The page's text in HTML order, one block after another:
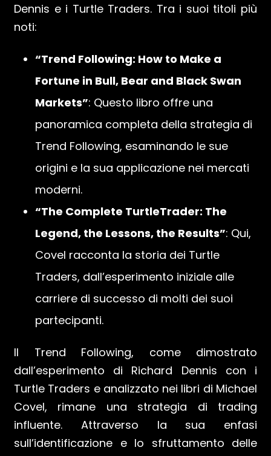
Dennis e i Turtle Traders. Tra i suoi titoli più
noti:
“Trend Following: How to Make a
Fortune in Bull, Bear and Black Swan
Markets”: Questo libro offre una
panoramica completa della strategia di
Trend Following, esaminando le sue
origini e la sua applicazione nei mercati
moderni.
“The Complete TurtleTrader: The
Legend, the Lessons, the Results”: Qui,
Covel racconta la storia dei Turtle
Traders, dall’esperimento iniziale alle
carriere di successo di molti dei suoi
partecipanti.
Il Trend Following, come dimostrato
dall’esperimento di Richard Dennis con i
Turtle Traders e analizzato nei libri di Michael
Covel, rimane una strategia di trading
influente. Attraverso la sua enfasi
sull’identificazione e lo sfruttamento delle